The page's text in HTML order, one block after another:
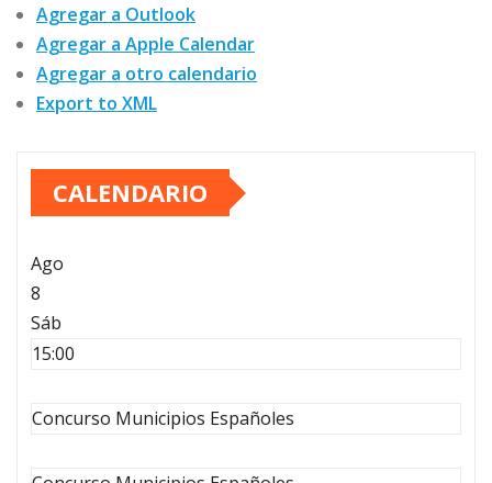
Agregar a Outlook
Agregar a Apple Calendar
Agregar a otro calendario
Export to XML
CALENDARIO
Ago
8
Sáb
15:00
Concurso Municipios Españoles